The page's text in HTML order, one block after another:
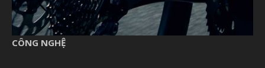
CÔNG NGHỆ